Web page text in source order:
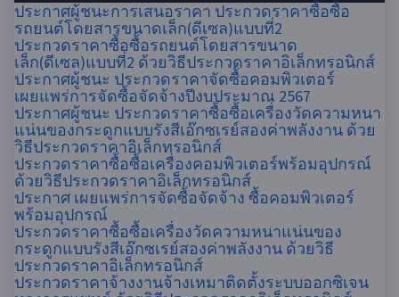
ประกาศผู้ชนะการเสนอราคา ประกวดราคาซื้อซื้อ
รถยนต์โดยสารขนาดเล็ก(ดีเซล)แบบที่2
ประกวดราคาซื้อซื้อรถยนต์โดยสารขนาด
เล็ก(ดีเซล)แบบที่2 ด้วยวิธีประกวดราคาอิเล็กทรอนิกส์
ประกาศผู้ชนะ ประกวดราคาจัดซื้อคอมพิวเตอร์
เผยแพร่การจัดซื้อจัดจ้างปีงบประมาณ 2567
ประกาศผู้ชนะ ประกวดราคาซื้อซื้อเครื่องวัดความหนา
แน่นของกระดูกแบบรังสีเอ๊กซเรย์สองค่าพลังงาน ด้วย
วิธีประกวดราคาอิเล็กทรอนิกส์
ประกวดราคาซื้อซื้อเครื่องคอมพิวเตอร์พร้อมอุปกรณ์
ด้วยวิธีประกวดราคาอิเล็กทรอนิกส์
ประกาศ เผยแพร่การจัดซื้อจัดจ้าง ซื้อคอมพิวเตอร์
พร้อมอุปกรณ์
ประกวดราคาซื้อซื้อเครื่องวัดความหนาแน่นของ
กระดูกแบบรังสีเอ๊กซเรย์สองค่าพลังงาน ด้วยวิธี
ประกวดราคาอิเล็กทรอนิกส์
ประกวดราคาจ้างงานจ้างเหมาติดตั้งระบบออกซิเจน